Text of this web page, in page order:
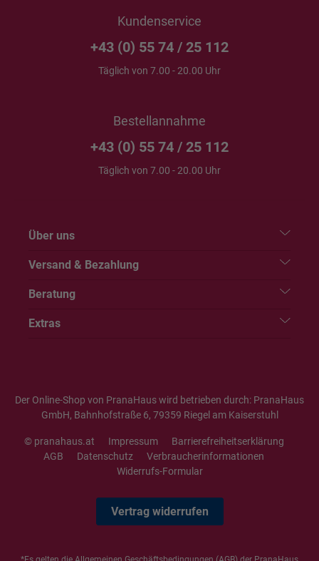
Kundenservice
+43 (0) 55 74 / 25 112
Täglich von 7.00 - 20.00 Uhr
Bestellannahme
+43 (0) 55 74 / 25 112
Täglich von 7.00 - 20.00 Uhr
Über uns
Versand & Bezahlung
Beratung
Extras
Der Online-Shop von PranaHaus wird betrieben durch: PranaHaus
GmbH, Bahnhofstraße 6, 79359 Riegel am Kaiserstuhl
© pranahaus.at Impressum
Barrierefreiheitserklärung
AGB
Datenschutz
Verbraucherinformationen
Widerrufs-Formular
Vertrag widerrufen